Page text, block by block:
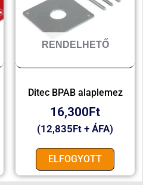
RENDELHETŐ
Ditec BPAB alaplemez
16,300Ft
(12,835Ft + ÁFA)
ELFOGYOTT